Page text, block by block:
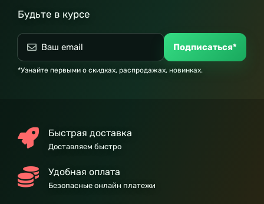
Будьте в курсе
Подписаться*
*Узнайте первыми о скидках, распродажах, новинках.
Быстрая доставка
Доставляем быстро
Удобная оплата
Безопасные онлайн платежи